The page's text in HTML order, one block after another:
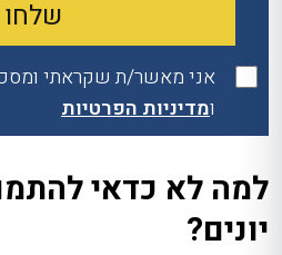
אני מאשר/ת שקראתי
ומדיניות הפרטיות
למה לא כדאי
יונים?